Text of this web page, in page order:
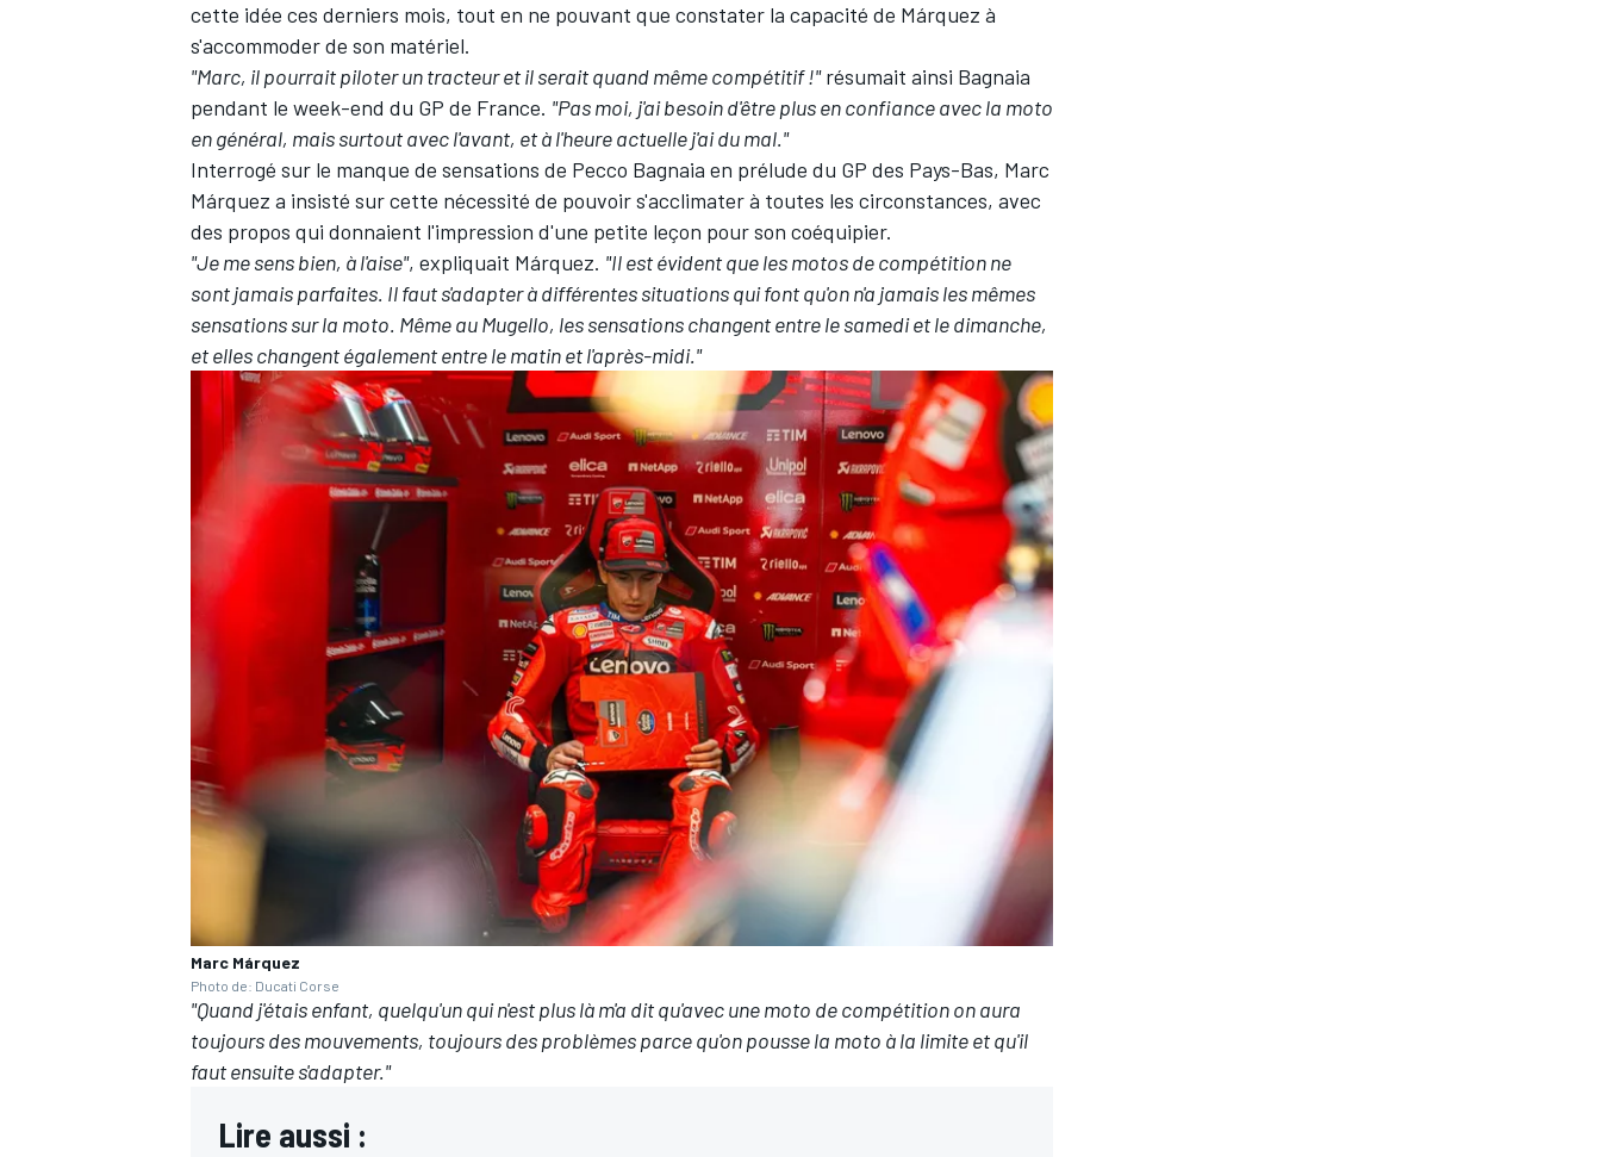
AUTRES CHAMPIONNATS
cette idée ces derniers mois, tout en ne pouvant que constater la capacité de Márquez à
s'accommoder de son matériel.
"Marc, il pourrait piloter un tracteur et il serait quand même compétitif !"résumait ainsi Bagnaia
pendant le week-end du GP de France. "Pas moi, j'ai besoin d'être plus en confiance avec la moto
en général, mais surtout avec l'avant, et à l'heure actuelle j'ai du mal."
Interrogé sur le manque de sensations de Pecco Bagnaia en prélude du GP des Pays-Bas, Marc
Márquez a insisté sur cette nécessité de pouvoir s'acclimater à toutes les circonstances, avec
des propos qui donnaient l'impression d'une petite leçon pour son coéquipier.
"Je me sens bien, à l'aise", expliquait Márquez. "Il est évident que les motos de compétition ne
sont jamais parfaites. Il faut s'adapter à différentes situations qui font qu'on n'a jamais les mêmes
sensations sur la moto. Même au Mugello, les sensations changent entre le samedi et le dimanche,
et elles changent également entre le matin et l'après-midi."
Marc Márquez
Photo de: Ducati Corse
"Quand j'étais enfant, quelqu'un qui n'est plus là m'a dit qu'avec une moto de compétition on aura
toujours des mouvements, toujours des problèmes parce qu'on pousse la moto à la limite et qu'il
faut ensuite s'adapter."
Lire aussi :